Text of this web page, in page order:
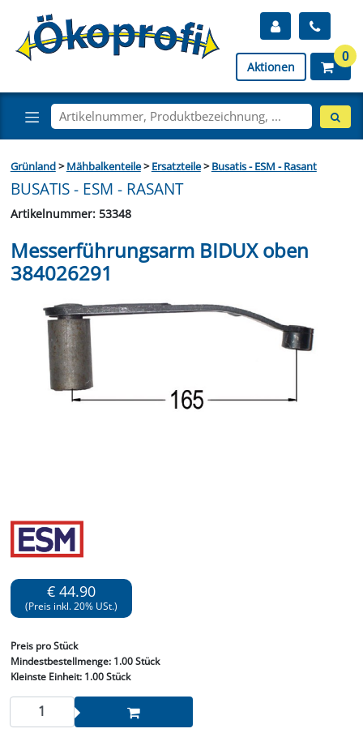
Aktionen
0
Grünland>Mähbalkenteile>Ersatzteile>Busatis - ESM - Rasant
BUSATIS - ESM - RASANT
Artikelnummer: 53348
Messerführungsarm BIDUX oben
384026291
€ 44.90
(Preis inkl. 20% USt.)
Preis pro Stück
Mindestbestellmenge: 1.00 Stück
Kleinste Einheit:1.00 Stück